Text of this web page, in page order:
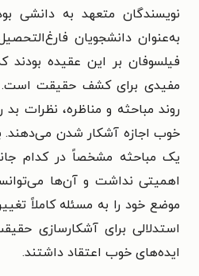
نویسندگان متعهد به دانشی
به‌عنوان دانشجویان
فیلسوفان بر این عقیده بودند
مفیدی برای کشف حقیقت است.
روند مباحثه و مناظره، نظرات بد
خوب اجازه آشکار شدن می‌دهند.
یک مباحثه مشخصاً در کدام
اهمیتی نداشت و آن‌ها
موضع خود را به مسئله کاملاً
استدلالی برای آشکارسازی
ایده‌های خوب اعتقاد داشتند.